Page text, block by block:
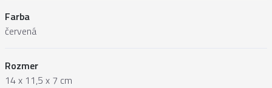
Farba
červená
Rozmer
14 x 11,5 x 7 cm